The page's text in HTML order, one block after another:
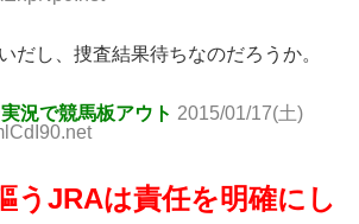
だし、捜査結果待ちなのだろうか。
況で競馬板アウト 2015/01/17(土)
うJRAは責任を明確にし